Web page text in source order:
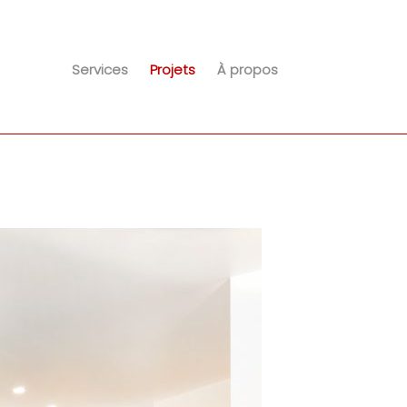
Services Projets À propos